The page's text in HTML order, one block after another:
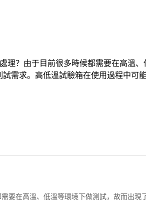
理？由于目前很多時候都需要在高溫
需求。高低溫試驗箱在使用過程中可
要在高溫、低溫等環境下做測試，故而出